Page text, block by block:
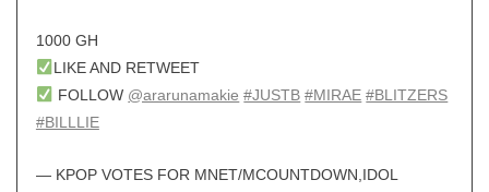
1000 GH
LIKE AND RETWEET
FOLLOW @ararunamakie #JUSTB #MIRAE #BLITZERS
#BILLLIE
— KPOP VOTES FOR MNET/MCOUNTDOWN,IDOL